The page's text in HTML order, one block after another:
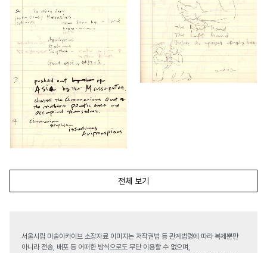
전체 보기
서울시립 미술아카이브 소장자료 이미지는 저작권법 등 관계법령에 따라 복제뿐만
아니라 전송, 배포 등 어떠한 방식으로도 무단 이용할 수 없으며,